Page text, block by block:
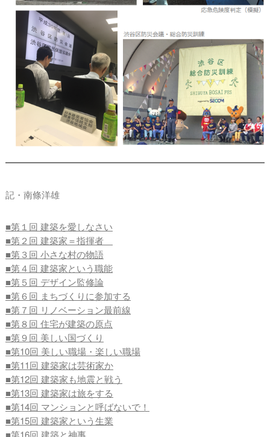
記・南條洋雄
■第１回 建築を愛しなさい
■第２回 建築家＝指揮者
■第３回 小さな村の物語
■第４回 建築家という職能
■第５回 デザイン監修論
■第６回 まちづくりに参加する
■第７回 リノベーション最前線
■第８回 住宅が建築の原点
■第９回 美しい国づくり
■第10回 美しい職場・楽しい職場
■第11回 建築家は芸術家か
■第12回 建築家も地震と戦う
■第13回 建築家は旅をする
■第14回 マンションと呼ばないで！
■第15回 建築家という生業
■第16回 建築と神事